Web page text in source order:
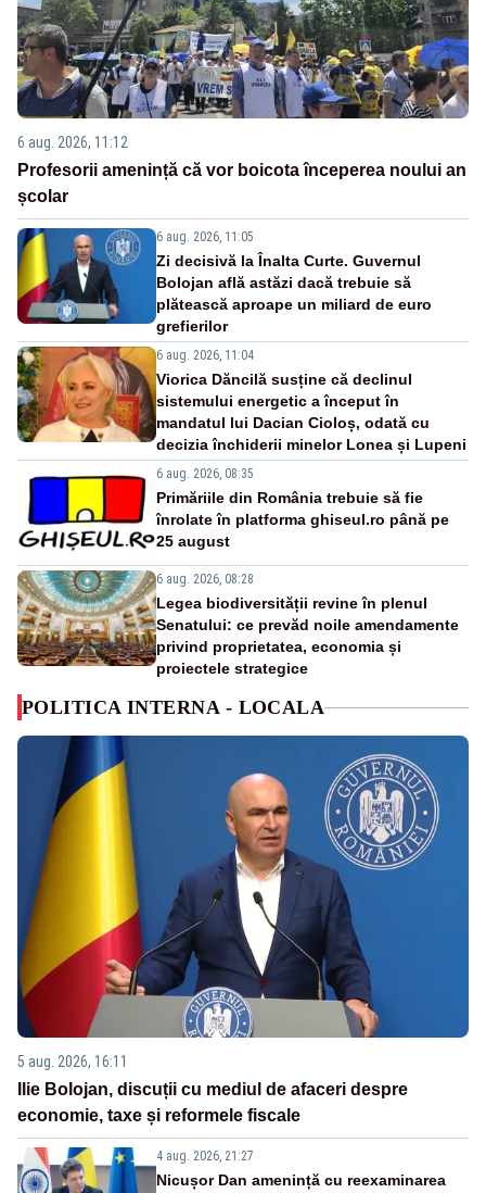
6 aug. 2026, 11:12
Profesorii amenință că vor boicota începerea noului an
școlar
6 aug. 2026, 11:05
Zi decisivă la Înalta Curte. Guvernul
Bolojan află astăzi dacă trebuie să
plătească aproape un miliard de euro
grefierilor
6 aug. 2026, 11:04
Viorica Dăncilă susține că declinul
sistemului energetic a început în
mandatul lui Dacian Cioloș, odată cu
decizia închiderii minelor Lonea și Lupeni
6 aug. 2026, 08:35
Primăriile din România trebuie să fie
înrolate în platforma ghiseul.ro până pe
25 august
6 aug. 2026, 08:28
Legea biodiversității revine în plenul
Senatului: ce prevăd noile amendamente
privind proprietatea, economia și
proiectele strategice
POLITICA INTERNA - LOCALA
5 aug. 2026, 16:11
Ilie Bolojan, discuții cu mediul de afaceri despre
economie, taxe și reformele fiscale
4 aug. 2026, 21:27
Nicușor Dan amenință cu reexaminarea